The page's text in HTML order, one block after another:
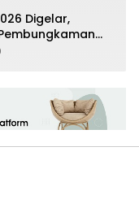
Digelar,